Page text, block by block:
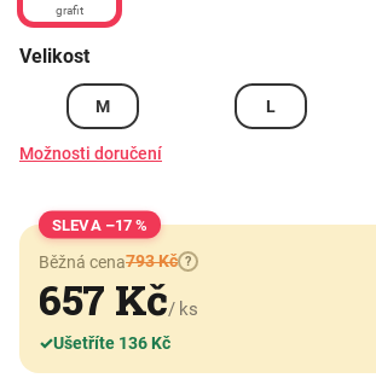
grafit
Velikost
M L
Možnosti doručení
–17 %
Běžná cena793 Kč ?
657 Kč/ ks
✓Ušetříte 136 Kč